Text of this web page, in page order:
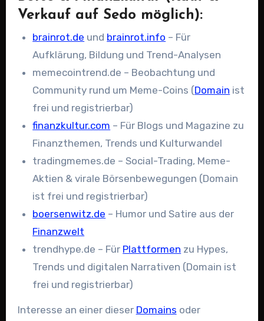
Verkauf auf Sedo möglich):
brainrot.de und brainrot.info – Für
Aufklärung, Bildung und Trend-Analysen
memecointrend.de – Beobachtung und
Community rund um Meme-Coins (Domain ist
frei und registrierbar)
finanzkultur.com – Für Blogs und Magazine zu
Finanzthemen, Trends und Kulturwandel
tradingmemes.de – Social-Trading, Meme-
Aktien & virale Börsenbewegungen (Domain
ist frei und registrierbar)
boersenwitz.de – Humor und Satire aus der
Finanzwelt
trendhype.de – Für Plattformen zu Hypes,
Trends und digitalen Narrativen (Domain ist
frei und registrierbar)
Interesse an einer dieser Domains oder